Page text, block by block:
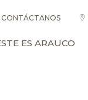
CONTÁCTANOS
ES ARAUCO